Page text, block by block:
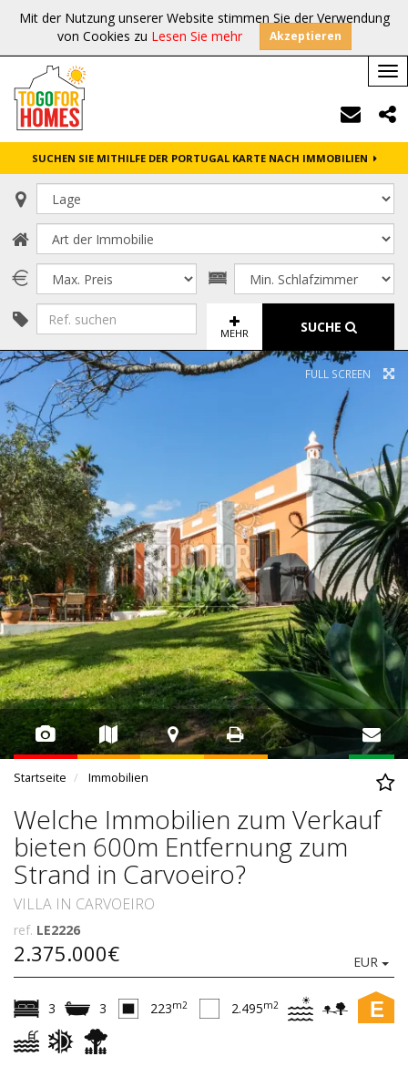
Mit der Nutzung unserer Website stimmen Sie der Verwendung
von Cookies zu Lesen Sie mehr Akzeptieren
SUCHEN SIE MITHILFE DER PORTUGAL KARTE NACH IMMOBILIEN
MEHR SUCHE
FULL SCREEN
Startseite Immobilien
Welche Immobilien zum Verkauf
bieten 600m Entfernung zum
Strand in Carvoeiro?
VILLA IN CARVOEIRO
ref. LE2226
2.375.000€ EUR
E
3 3 223m2 2.495m2